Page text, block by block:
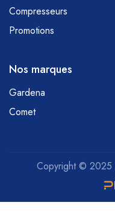
Compresseurs
Promotions
Nos marques
Gardena
Comet
Copyright © 2025